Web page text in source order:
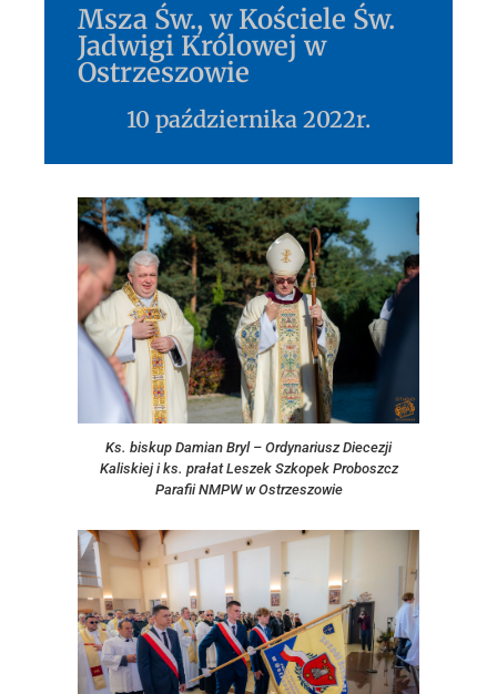
Msza Św., w Kościele Św.
Jadwigi Królowej w
Ostrzeszowie
10 października 2022r.
Ks. biskup Damian Bryl – Ordynariusz Diecezji
Kaliskiej i ks. prałat Leszek Szkopek Proboszcz
Parafii NMPW w Ostrzeszowie